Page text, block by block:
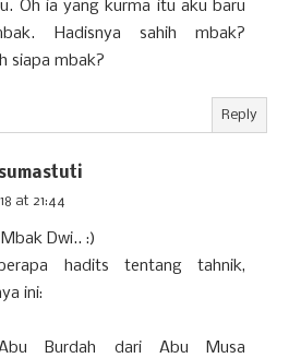
Oh ia yang kurma itu aku baru
Hadisnya sahih mbak?
siapa mbak?
Reply
at 21:44
Dwi.. :)
hadits tentang tahnik,
ini:
Burdah dari Abu Musa